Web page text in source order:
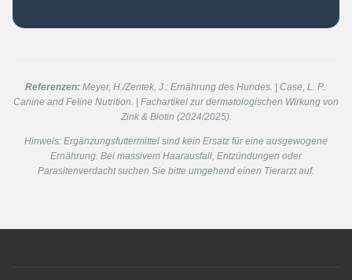
Referenzen: Meyer, H./Zentek, J.: Ernährung des Hundes. | Case, L. P.:
Canine and Feline Nutrition. | Fachartikel zur dermatologischen Wirkung von
Zink & Biotin (2024/2025).
Hinweis: Ergänzungsfuttermittel sind kein Ersatz für eine ausgewogene
Ernährung. Bei massivem Haarausfall, Entzündungen oder
Parasitenverdacht suchen Sie bitte umgehend einen Tierarzt auf.